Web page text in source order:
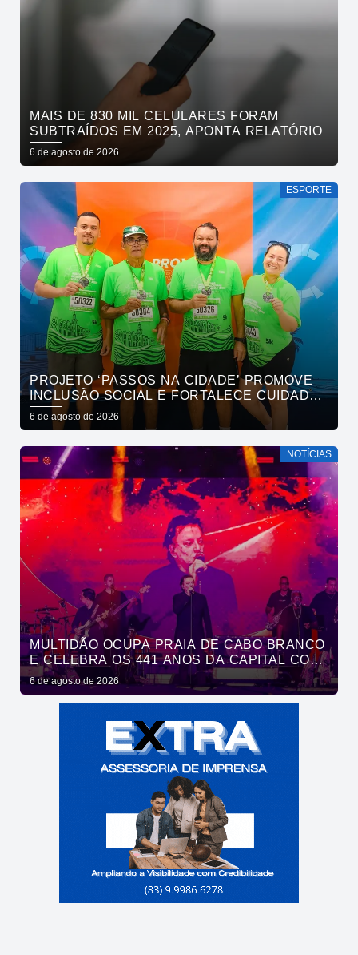
MAIS DE 830 MIL CELULARES FORAM
SUBTRAÍDOS EM 2025, APONTA RELATÓRIO
6 de agosto de 2026
ESPORTE
PROJETO ‘PASSOS NA CIDADE’ PROMOVE
INCLUSÃO SOCIAL E FORTALECE CUIDADO
EM SAÚDE MENTAL POR MEIO DA CORRIDA
6 de agosto de 2026
NOTÍCIAS
MULTIDÃO OCUPA PRAIA DE CABO BRANCO
E CELEBRA OS 441 ANOS DA CAPITAL COM
SHOWS DE ROUPA NOVA E FÁBIO JR
6 de agosto de 2026